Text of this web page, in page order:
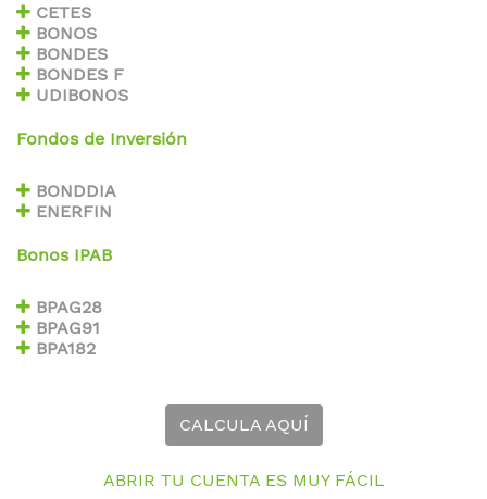
CETES
BONOS
BONDES
BONDES F
UDIBONOS
Fondos de Inversión
BONDDIA
ENERFIN
Bonos IPAB
BPAG28
BPAG91
BPA182
CALCULA AQUÍ
ABRIR TU CUENTA ES MUY FÁCIL